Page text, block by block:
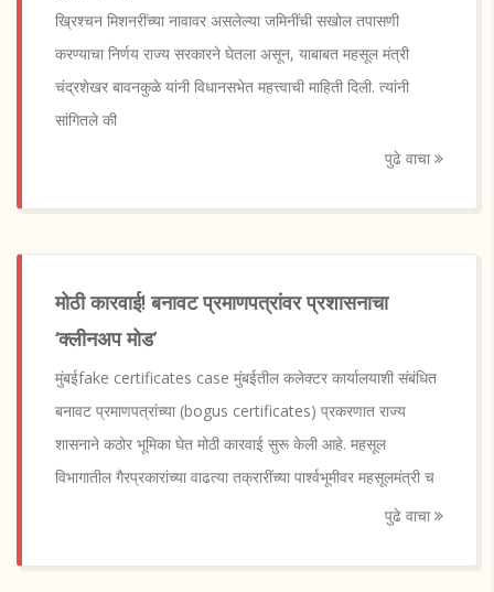
ख्रिश्चन मिशनरींच्या नावावर असलेल्या जमिनींची सखोल तपासणी
करण्याचा निर्णय राज्य सरकारने घेतला असून, याबाबत महसूल मंत्री
चंद्रशेखर बावनकुळे यांनी विधानसभेत महत्त्वाची माहिती दिली. त्यांनी
सांगितले की
पुढे वाचा
मोठी कारवाई! बनावट प्रमाणपत्रांवर प्रशासनाचा
‘क्लीनअप मोड’
मुंबईfake certificates case मुंबईतील कलेक्टर कार्यालयाशी संबंधित
बनावट प्रमाणपत्रांच्या (bogus certificates) प्रकरणात राज्य
शासनाने कठोर भूमिका घेत मोठी कारवाई सुरू केली आहे. महसूल
विभागातील गैरप्रकारांच्या वाढत्या तक्रारींच्या पार्श्वभूमीवर महसूलमंत्री च
पुढे वाचा